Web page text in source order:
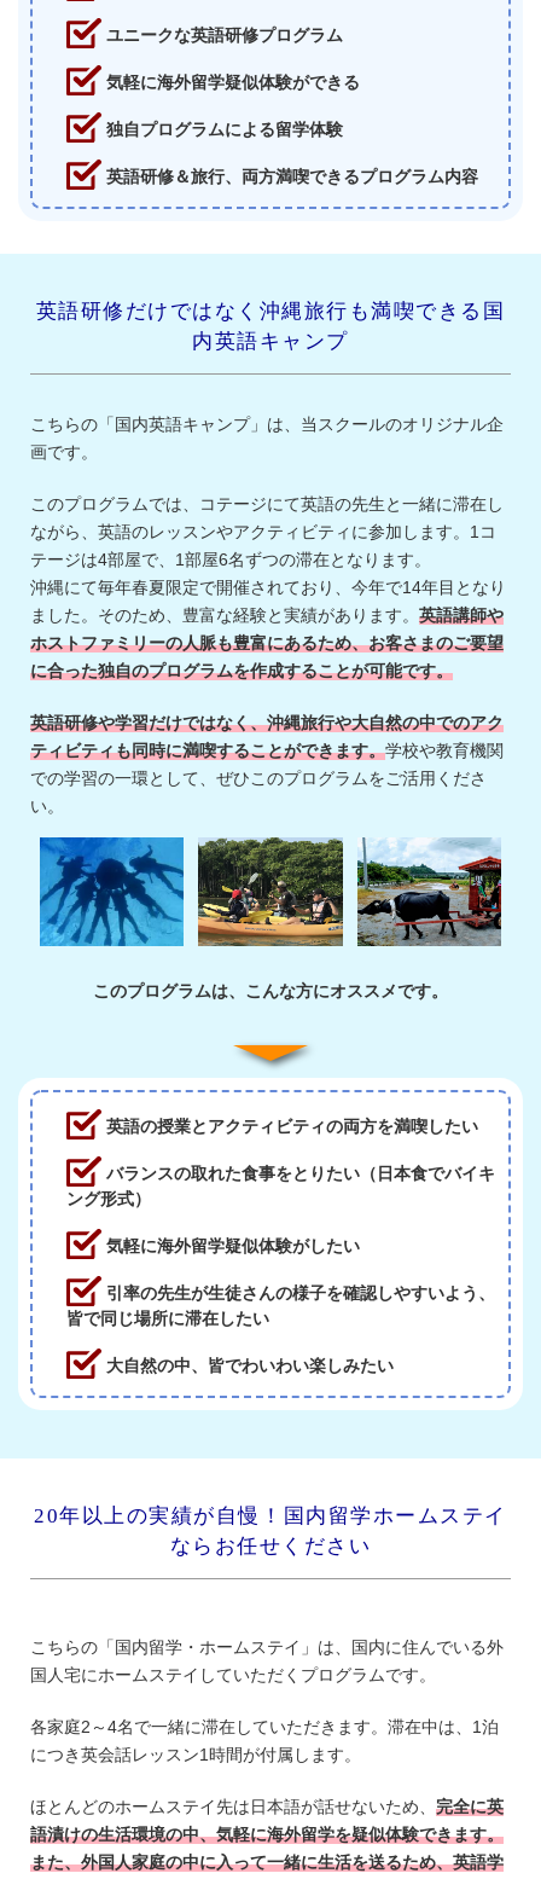
ユニークな英語研修プログラム
気軽に海外留学疑似体験ができる
独自プログラムによる留学体験
英語研修＆旅行、両方満喫できるプログラム内容
英語研修だけではなく沖縄旅行も満喫できる国
内英語キャンプ
こちらの「国内英語キャンプ」は、当スクールのオリジナル企
画です。
このプログラムでは、コテージにて英語の先生と一緒に滞在し
ながら、英語のレッスンやアクティビティに参加します。1コ
テージは4部屋で、1部屋6名ずつの滞在となります。
沖縄にて毎年春夏限定で開催されており、今年で14年目となり
ました。そのため、豊富な経験と実績があります。 英語講師や
ホストファミリーの人脈も豊富にあるため、お客さまのご要望
に合った独自のプログラムを作成することが可能です。
英語研修や学習だけではなく、沖縄旅行や大自然の中でのアク
ティビティも同時に満喫することができます。学校や教育機関
での学習の一環として、ぜひこのプログラムをご活用くださ
い。
このプログラムは、こんな方にオススメです。
英語の授業とアクティビティの両方を満喫したい
バランスの取れた食事をとりたい（日本食でバイキ
ング形式）
気軽に海外留学疑似体験がしたい
引率の先生が生徒さんの様子を確認しやすいよう、
皆で同じ場所に滞在したい
大自然の中、皆でわいわい楽しみたい
20年以上の実績が自慢！国内留学ホームステイ
ならお任せください
こちらの「国内留学・ホームステイ」は、国内に住んでいる外
国人宅にホームステイしていただくプログラムです。
各家庭2～4名で一緒に滞在していただきます。滞在中は、1泊
につき英会話レッスン1時間が付属します。
ほとんどのホームステイ先は日本語が話せないため、 完全に英
語漬けの生活環境の中、気軽に海外留学を疑似体験できます。
また、外国人家庭の中に入って一緒に生活を送るため、英語学